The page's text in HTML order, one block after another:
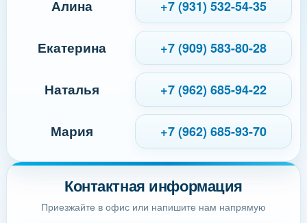
Контактная информация
Приезжайте в офис или напишите нам напрямую
Алина +7 (931) 532-54-35
Екатерина +7 (909) 583-80-28
Наталья +7 (962) 685-94-22
Мария +7 (962) 685-93-70